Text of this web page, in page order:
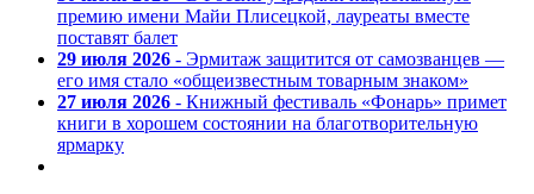
премию имени Майи Плисецкой, лауреаты вместе
поставят балет
29 июля 2026 - Эрмитаж защитится от самозванцев —
его имя стало «общеизвестным товарным знаком»
27 июля 2026 - Книжный фестиваль «Фонарь» примет
книги в хорошем состоянии на благотворительную
ярмарку